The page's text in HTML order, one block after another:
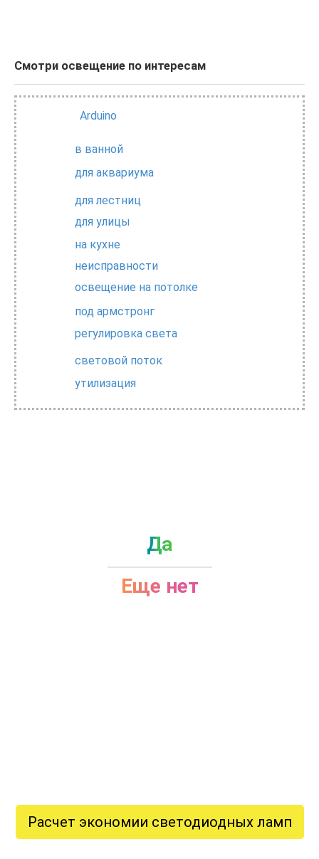
Смотри освещение по интересам
Arduino
в ванной
для аквариума
для лестниц
для улицы
на кухне
неисправности
освещение на потолке
под армстронг
регулировка света
световой поток
утилизация
Да
Еще нет
Расчет экономии светодиодных ламп